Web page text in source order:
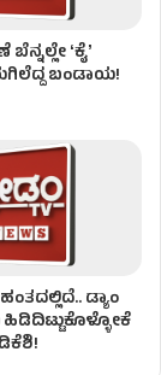
ʻಕೈʼ
ಬಂಡಾಯ!
ಡ್ಯಾಂ
ಹಿಡಿದಿಟ್ಟುಕೊಳ್ಳೋಕೆ